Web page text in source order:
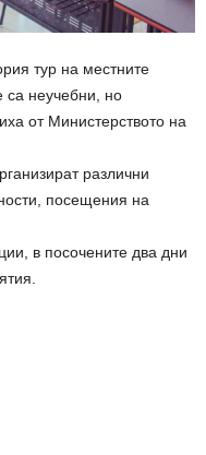
тур на местните
са неучебни, но
от Министерството на
различни
посещения на
в посочените два дни